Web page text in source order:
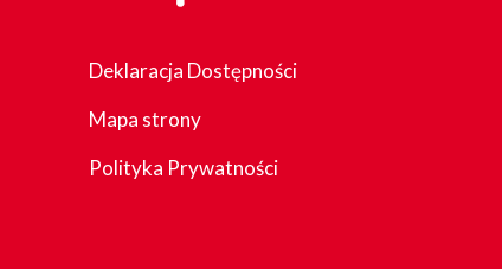
Deklaracja Dostępności
Mapa strony
Polityka Prywatności